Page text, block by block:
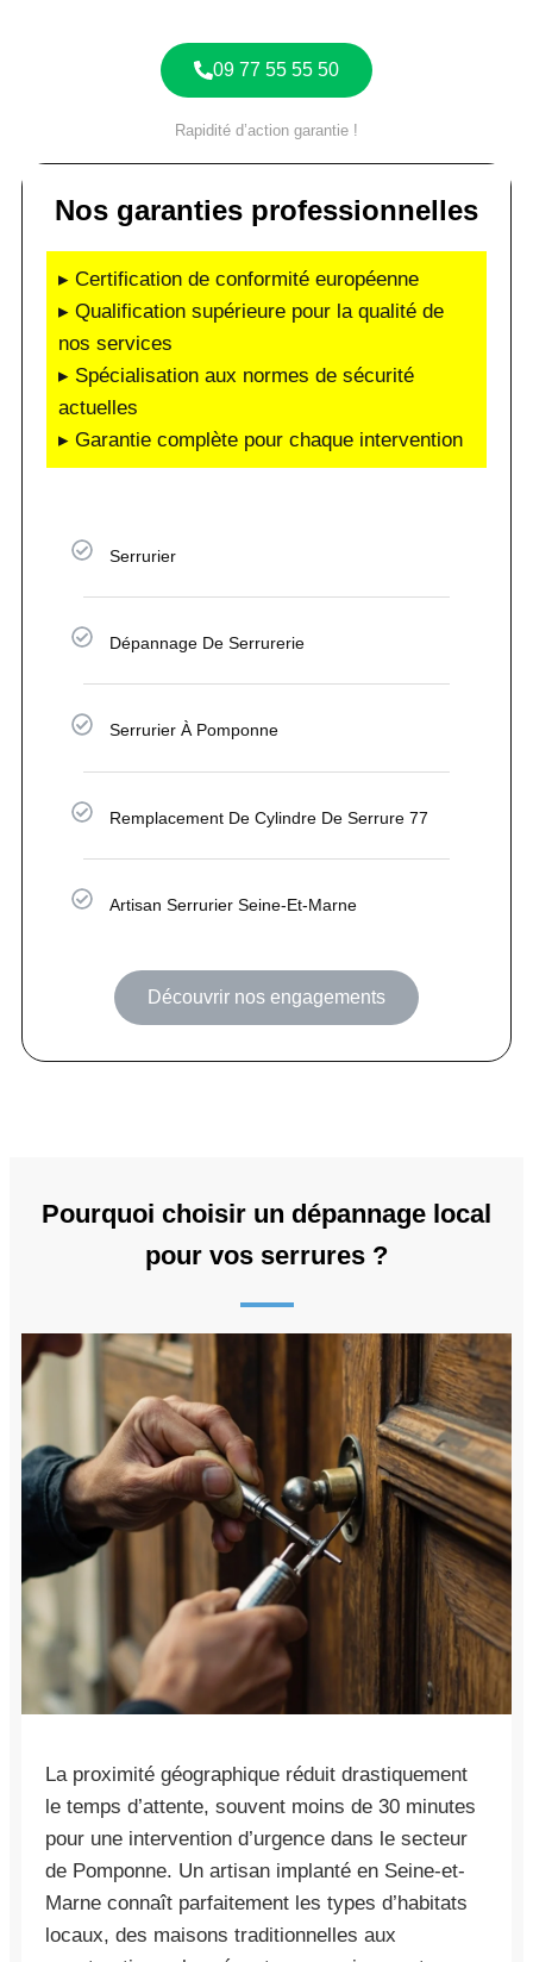
09 77 55 55 50
Rapidité d’action garantie !
Nos garanties professionnelles
▸ Certification de conformité européenne
▸ Qualification supérieure pour la qualité de
nos services
▸ Spécialisation aux normes de sécurité
actuelles
▸ Garantie complète pour chaque intervention
Serrurier
Dépannage De Serrurerie
Serrurier À Pomponne
Remplacement De Cylindre De Serrure 77
Artisan Serrurier Seine-Et-Marne
Découvrir nos engagements
Pourquoi choisir un dépannage local
pour vos serrures ?
La proximité géographique réduit drastiquement
le temps d’attente, souvent moins de 30 minutes
pour une intervention d’urgence dans le secteur
de Pomponne. Un artisan implanté en Seine-et-
Marne connaît parfaitement les types d’habitats
locaux, des maisons traditionnelles aux